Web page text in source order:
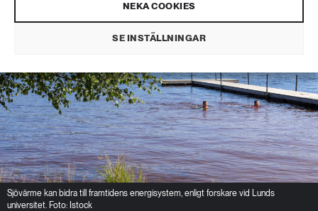
NEKA COOKIES
SE INSTÄLLNINGAR
Sjövärme kan bidra till framtidens energisystem, enligt forskare vid Lunds
universitet. Foto: Istock